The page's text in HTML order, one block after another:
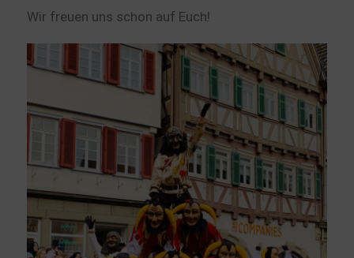
Wir freuen uns schon auf Euch!